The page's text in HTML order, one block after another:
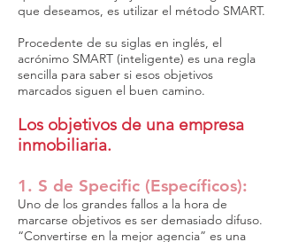
que deseamos, es utilizar el método SMART.
Procedente de su siglas en inglés, el
acrónimo SMART (inteligente) es una regla
sencilla para saber si esos objetivos
marcados siguen el buen camino.
Los objetivos de una empresa
inmobiliaria.
1. S de Specific (Específicos):
Uno de los grandes fallos a la hora de
marcarse objetivos es ser demasiado difuso.
“Convertirse en la mejor agencia” es una